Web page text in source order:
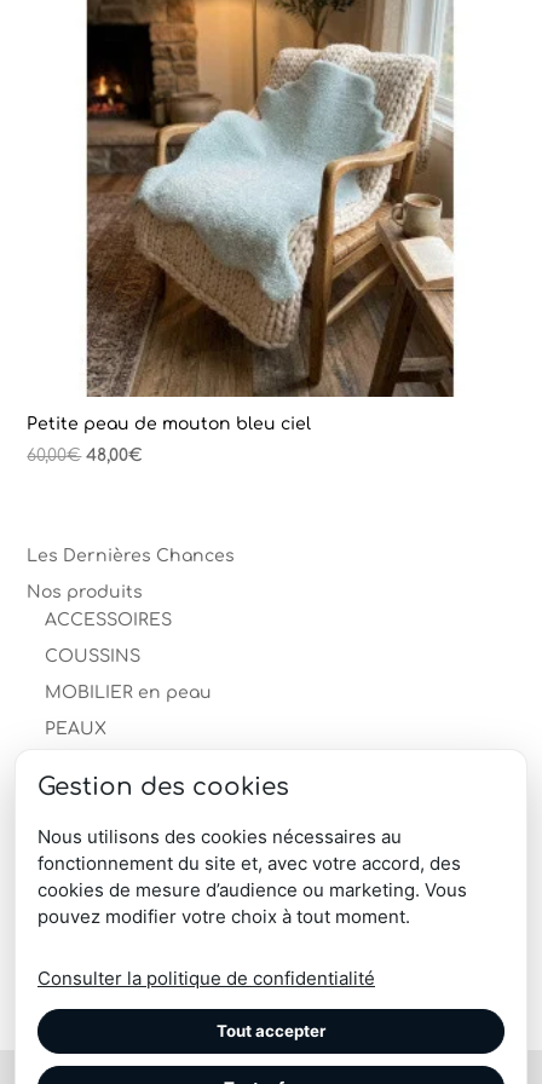
Petite peau de mouton bleu ciel
60,00€ Le
60,00€.
48,00€
48,00€.
Les Dernières Chances
Nos produits
ACCESSOIRES
COUSSINS
MOBILIER en peau
PEAUX
Peau de mouton
Peau de vache
TAPIS
produits-professionnels
Télécharger le catalogue produits
Gestion des cookies
Nous utilisons des cookies nécessaires au
fonctionnement du site et, avec votre accord, des
cookies de mesure d’audience ou marketing. Vous
pouvez modifier votre choix à tout moment.
Consulter la politique de confidentialité
Tout accepter